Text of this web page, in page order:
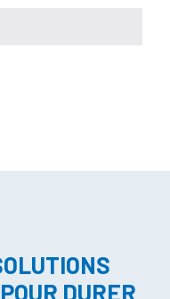
DURER